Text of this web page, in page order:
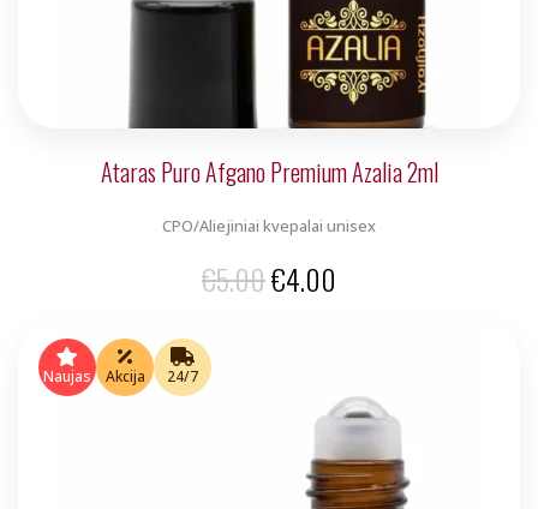
Ataras Puro Afgano Premium Azalia 2ml
CPO/Aliejiniai kvepalai unisex
€5.00Original
€5.00.
€4.00
€4.00.
Naujas Akcija 24/7